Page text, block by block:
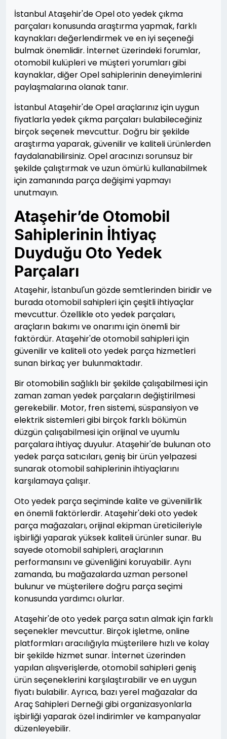
İstanbul Ataşehir'de Opel oto yedek çıkma
parçaları konusunda araştırma yapmak, farklı
kaynakları değerlendirmek ve en iyi seçeneği
bulmak önemlidir. İnternet üzerindeki forumlar,
otomobil kulüpleri ve müşteri yorumları gibi
kaynaklar, diğer Opel sahiplerinin deneyimlerini
paylaşmalarına olanak tanır.
İstanbul Ataşehir'de Opel araçlarınız için uygun
fiyatlarla yedek çıkma parçaları bulabileceğiniz
birçok seçenek mevcuttur. Doğru bir şekilde
araştırma yaparak, güvenilir ve kaliteli ürünlerden
faydalanabilirsiniz. Opel aracınızı sorunsuz bir
şekilde çalıştırmak ve uzun ömürlü kullanabilmek
için zamanında parça değişimi yapmayı
unutmayın.
Ataşehir’de Otomobil
Sahiplerinin İhtiyaç
Duyduğu Oto Yedek
Parçaları
Ataşehir, İstanbul'un gözde semtlerinden biridir ve
burada otomobil sahipleri için çeşitli ihtiyaçlar
mevcuttur. Özellikle oto yedek parçaları,
araçların bakımı ve onarımı için önemli bir
faktördür. Ataşehir'de otomobil sahipleri için
güvenilir ve kaliteli oto yedek parça hizmetleri
sunan birkaç yer bulunmaktadır.
Bir otomobilin sağlıklı bir şekilde çalışabilmesi için
zaman zaman yedek parçaların değiştirilmesi
gerekebilir. Motor, fren sistemi, süspansiyon ve
elektrik sistemleri gibi birçok farklı bölümün
düzgün çalışabilmesi için orijinal ve uyumlu
parçalara ihtiyaç duyulur. Ataşehir'de bulunan oto
yedek parça satıcıları, geniş bir ürün yelpazesi
sunarak otomobil sahiplerinin ihtiyaçlarını
karşılamaya çalışır.
Oto yedek parça seçiminde kalite ve güvenilirlik
en önemli faktörlerdir. Ataşehir'deki oto yedek
parça mağazaları, orijinal ekipman üreticileriyle
işbirliği yaparak yüksek kaliteli ürünler sunar. Bu
sayede otomobil sahipleri, araçlarının
performansını ve güvenliğini koruyabilir. Aynı
zamanda, bu mağazalarda uzman personel
bulunur ve müşterilere doğru parça seçimi
konusunda yardımcı olurlar.
Ataşehir'de oto yedek parça satın almak için farklı
seçenekler mevcuttur. Birçok işletme, online
platformları aracılığıyla müşterilere hızlı ve kolay
bir şekilde hizmet sunar. İnternet üzerinden
yapılan alışverişlerde, otomobil sahipleri geniş
ürün seçeneklerini karşılaştırabilir ve en uygun
fiyatı bulabilir. Ayrıca, bazı yerel mağazalar da
Araç Sahipleri Derneği gibi organizasyonlarla
işbirliği yaparak özel indirimler ve kampanyalar
düzenleyebilir.